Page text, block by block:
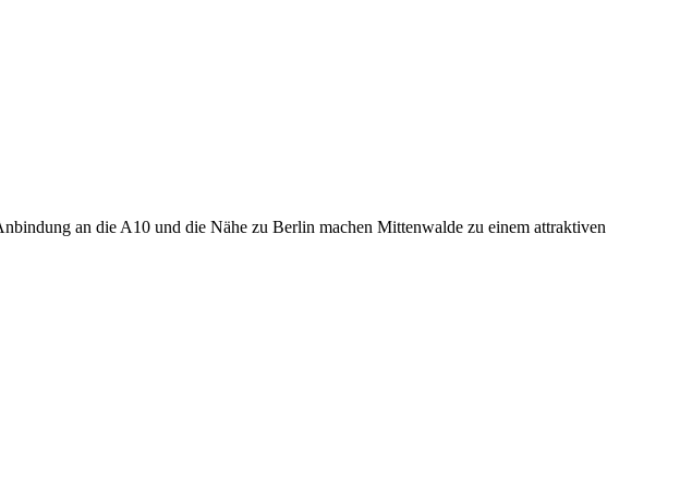
an die A10 und die Nähe zu Berlin machen Mittenwalde zu einem attraktiven